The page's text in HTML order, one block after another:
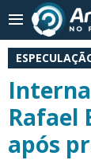
Rafael
após